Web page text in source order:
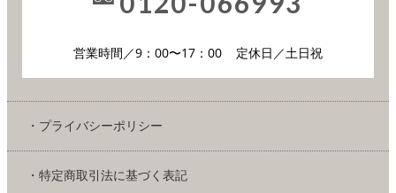
営業時間／9：00〜17：00 定休日／土日祝
・プライバシーポリシー
・特定商取引法に基づく表記